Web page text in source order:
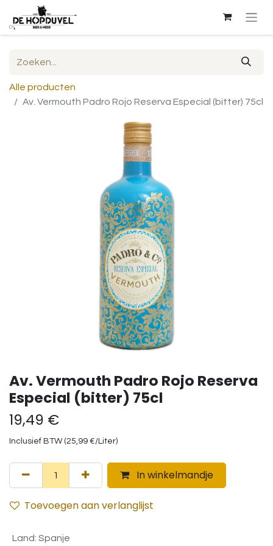
Alle producten
Av. Vermouth Padro Rojo Reserva Especial (bitter) 75cl
Av. Vermouth Padro Rojo Reserva
Especial (bitter) 75cl
19,49 €
Inclusief BTW (25,99 €/Liter)
In winkelmandje
Toevoegen aan verlanglijst
Land: Spanje